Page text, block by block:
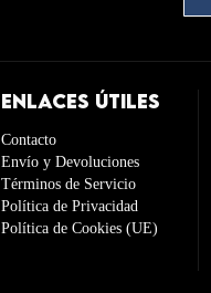
ENLACES ÚTILES
Contacto
Envío y Devoluciones
Términos de Servicio
Política de Privacidad
Política de Cookies (UE)